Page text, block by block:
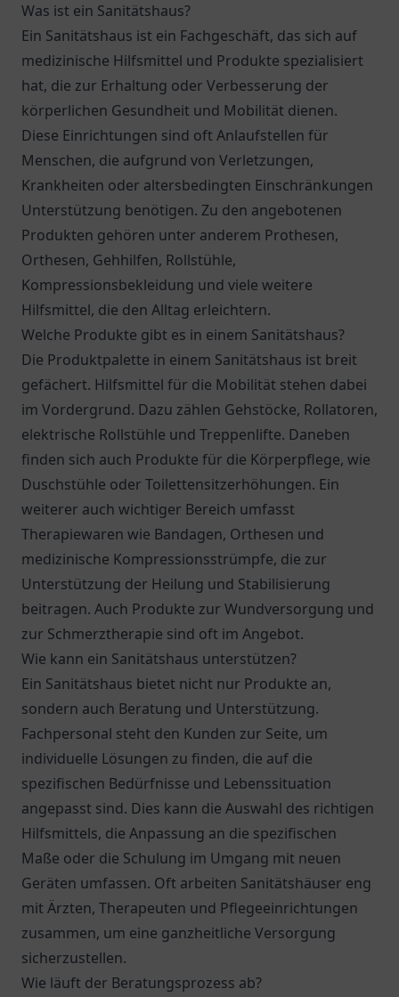
Was ist ein Sanitätshaus?
Ein Sanitätshaus ist ein Fachgeschäft, das sich auf
medizinische Hilfsmittel und Produkte spezialisiert
hat, die zur Erhaltung oder Verbesserung der
körperlichen Gesundheit und Mobilität dienen.
Diese Einrichtungen sind oft Anlaufstellen für
Menschen, die aufgrund von Verletzungen,
Krankheiten oder altersbedingten Einschränkungen
Unterstützung benötigen. Zu den angebotenen
Produkten gehören unter anderem Prothesen,
Orthesen, Gehhilfen, Rollstühle,
Kompressionsbekleidung und viele weitere
Hilfsmittel, die den Alltag erleichtern.
Welche Produkte gibt es in einem Sanitätshaus?
Die Produktpalette in einem Sanitätshaus ist breit
gefächert. Hilfsmittel für die Mobilität stehen dabei
im Vordergrund. Dazu zählen Gehstöcke, Rollatoren,
elektrische Rollstühle und Treppenlifte. Daneben
finden sich auch Produkte für die Körperpflege, wie
Duschstühle oder Toilettensitzerhöhungen. Ein
weiterer auch wichtiger Bereich umfasst
Therapiewaren wie Bandagen, Orthesen und
medizinische Kompressionsstrümpfe, die zur
Unterstützung der Heilung und Stabilisierung
beitragen. Auch Produkte zur Wundversorgung und
zur Schmerztherapie sind oft im Angebot.
Wie kann ein Sanitätshaus unterstützen?
Ein Sanitätshaus bietet nicht nur Produkte an,
sondern auch Beratung und Unterstützung.
Fachpersonal steht den Kunden zur Seite, um
individuelle Lösungen zu finden, die auf die
spezifischen Bedürfnisse und Lebenssituation
angepasst sind. Dies kann die Auswahl des richtigen
Hilfsmittels, die Anpassung an die spezifischen
Maße oder die Schulung im Umgang mit neuen
Geräten umfassen. Oft arbeiten Sanitätshäuser eng
mit Ärzten, Therapeuten und Pflegeeinrichtungen
zusammen, um eine ganzheitliche Versorgung
sicherzustellen.
Wie läuft der Beratungsprozess ab?